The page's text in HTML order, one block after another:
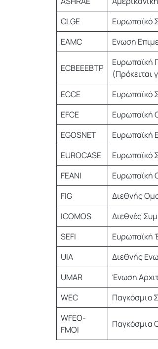
CLGE
Ευρωπαϊκό
EAMC
Ενωση
ECBEEEBTP
Ευρωπαϊκή
(Πρόκειται
ECCE
Ευρωπαϊκό
EFCE
Ευρωπαϊκή
EGOSNET
Ευρωπαϊκή
EUROCASE
Ευρωπαϊκό
FEANI
Ευρωπαϊκή
FIG
Διεθνής
ICOMOS
Διεθνές
SEFI
Ευρωπαϊκή
UIA
Διεθνής
UMAR
Ένωση
WEC
Παγκόσμιο
WFEO-
FMOI
Παγκόσμια